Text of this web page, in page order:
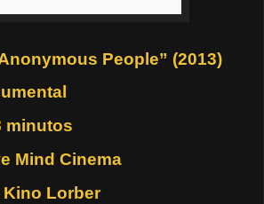
People” (2013)
minutos
Mind Cinema
Kino Lorber